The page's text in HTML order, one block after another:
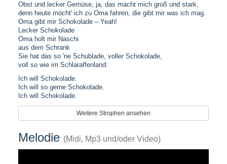
Obst und lecker Gemüse, ja, das macht mich groß und stark,
denn heute möcht' ich zu Oma fahren, die gibt mir was ich mag.
Oma gibt mir Schokolade – Yeah!
Lecker Schokolade
Oma holt mir Naschi
aus dem Schrank
Sie hat das so 'ne Schublade, voller Schokolade,
voll so wie im Schlaraffenland:
Ich will Schokolade.
Ich will so gerne Schokolade.
Ich will Schokolade.
Weitere Strophen ansehen
Melodie (Midi, Mp3 und/oder Video)